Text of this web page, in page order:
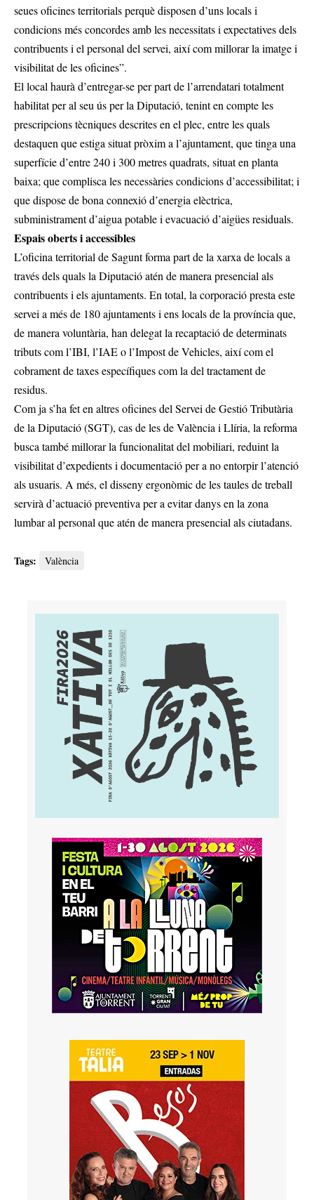
seues oficines territorials perquè disposen d’uns locals i
condicions més concordes amb les necessitats i expectatives dels
contribuents i el personal del servei, així com millorar la imatge i
visibilitat de les oficines”.
El local haurà d’entregar-se per part de l’arrendatari totalment
habilitat per al seu ús per la Diputació, tenint en compte les
prescripcions tècniques descrites en el plec, entre les quals
destaquen que estiga situat pròxim a l’ajuntament, que tinga una
superfície d’entre 240 i 300 metres quadrats, situat en planta
baixa; que complisca les necessàries condicions d’accessibilitat; i
que dispose de bona connexió d’energia elèctrica,
subministrament d’aigua potable i evacuació d’aigües residuals.
Espais oberts i accessibles
L’oficina territorial de Sagunt forma part de la xarxa de locals a
través dels quals la Diputació atén de manera presencial als
contribuents i els ajuntaments. En total, la corporació presta este
servei a més de 180 ajuntaments i ens locals de la província que,
de manera voluntària, han delegat la recaptació de determinats
tributs com l’IBI, l’IAE o l’Impost de Vehicles, així com el
cobrament de taxes específiques com la del tractament de
residus.
Com ja s’ha fet en altres oficines del Servei de Gestió Tributària
de la Diputació (SGT), cas de les de València i Llíria, la reforma
busca també millorar la funcionalitat del mobiliari, reduint la
visibilitat d’expedients i documentació per a no entorpir l’atenció
als usuaris. A més, el disseny ergonòmic de les taules de treball
servirà d’actuació preventiva per a evitar danys en la zona
lumbar al personal que atén de manera presencial als ciutadans.
Tags: València